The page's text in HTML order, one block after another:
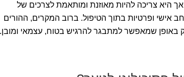
היא צריכה להיות מאוזנת ומותאמת לצרכים של
אישי ופרטיות בתוך הטיפול. ברוב המקרים, ההורים
באופן שמאפשר למתבגר להרגיש בטוח, עצמאי ומובן.